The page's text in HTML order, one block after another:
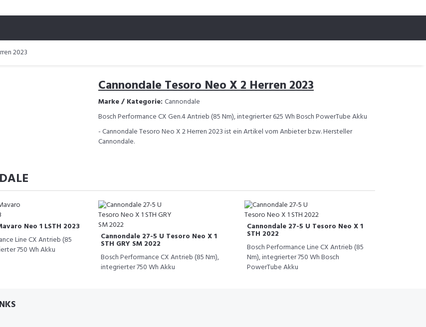
2023
Cannondale Tesoro Neo X 2 Herren 2023
Marke / Kategorie: Cannondale
Bosch Performance CX Gen.4 Antrieb (85 Nm), integrierter 625 Wh Bosch PowerTube Akku
- Cannondale Tesoro Neo X 2 Herren 2023 ist ein Artikel vom Anbieter bzw. Hersteller
Cannondale.
Neo 1 LSTH 2023
Line CX Antrieb (85
750 Wh Akku
Cannondale 27-5 U Tesoro Neo X 1
STH GRY SM 2022
Bosch Performance CX Antrieb (85 Nm),
integrierter 750 Wh Akku
Cannondale 27-5 U Tesoro Neo X 1
STH 2022
Bosch Performance Line CX Antrieb (85
Nm), integrierter 750 Wh Bosch
PowerTube Akku